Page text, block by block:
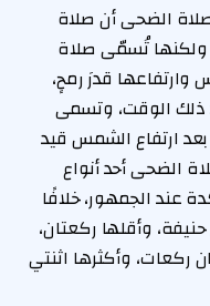
الضحى أن صلاة
تُسمّى صلاة
قدرَ رمحٍ،
الوقت، وتسمى
ارتفاع الشمس قيد
الضحى أحد أنواع
عند الجمهور، خلافًا
وأقلها ركعتان،
ركعات، وأكثرها اثنتي